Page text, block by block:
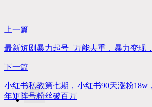
上一篇
最新短剧暴力起号+万能去重，暴力变现
下一篇
小红书私教第七期，小红书90天涨粉18w
年矩阵号粉丝破百万